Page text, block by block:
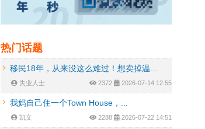
热门话题
移民18年，从来没这么难过！想卖掉温...
失业人士 2372 2026-07-14 12:55
我妈自己住一个Town House，...
凯文 2288 2026-07-22 14:51